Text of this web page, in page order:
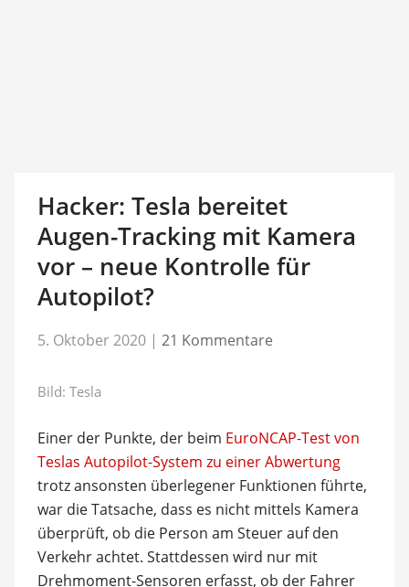
Hacker: Tesla bereitet
Augen-Tracking mit Kamera
vor – neue Kontrolle für
Autopilot?
5. Oktober 2020 | 21 Kommentare
Bild: Tesla
Einer der Punkte, der beim EuroNCAP-Test von
Teslas Autopilot-System zu einer Abwertung
trotz ansonsten überlegener Funktionen führte,
war die Tatsache, dass es nicht mittels Kamera
überprüft, ob die Person am Steuer auf den
Verkehr achtet. Stattdessen wird nur mit
Drehmoment-Sensoren erfasst, ob der Fahrer